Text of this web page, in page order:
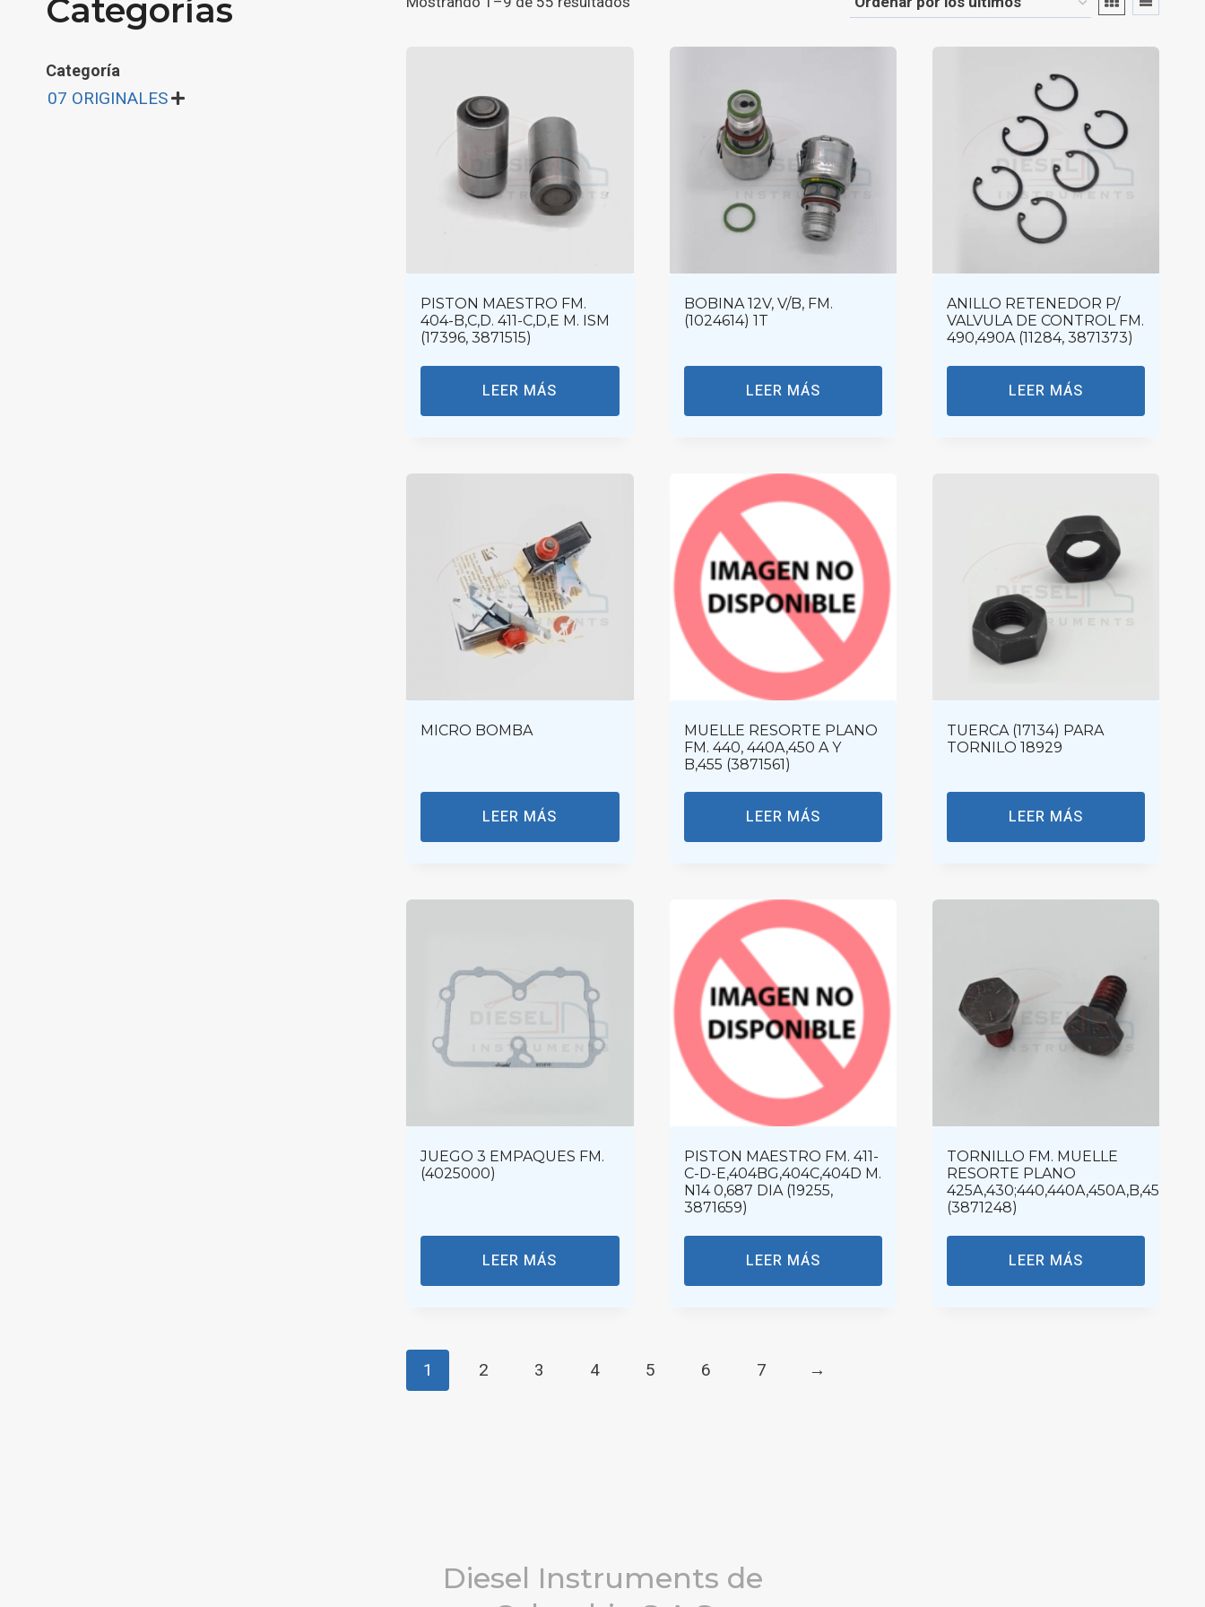
PISTON MAESTRO FM.
404-B,C,D. 411-C,D,E M. ISM
(17396, 3871515)
LEER MÁS
BOBINA 12V, V/B, FM.
(1024614) 1T
LEER MÁS
ANILLO RETENEDOR P/
VALVULA DE CONTROL FM.
490,490A (11284, 3871373)
LEER MÁS
MICRO BOMBA
LEER MÁS
MUELLE RESORTE PLANO
FM. 440, 440A,450 A Y
B,455 (3871561)
LEER MÁS
TUERCA (17134) PARA
TORNILO 18929
LEER MÁS
JUEGO 3 EMPAQUES FM.
(4025000)
LEER MÁS
PISTON MAESTRO FM. 411-
C-D-E,404BG,404C,404D M.
N14 0,687 DIA (19255,
3871659)
LEER MÁS
TORNILLO FM. MUELLE
RESORTE PLANO
425A,430;440,440A,450A,B,455
(3871248)
LEER MÁS
1 2 3 4 5 6 7 →
Categorías
Categoría
07 ORIGINALES 
Diesel Instruments de